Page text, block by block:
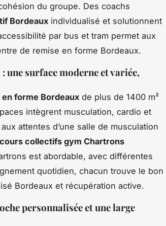
du groupe. Des coachs
Bordeaux individualisé et solutionnent
par bus et tram permet aux
de remise en forme Bordeaux.
surface moderne et variée,
forme Bordeaux de plus de 1400 m²
intègrent musculation, cardio et
attentes d’une salle de musculation
cours collectifs gym Chartrons
est abordable, avec différentes
quotidien, chacun trouve le bon
Bordeaux et récupération active.
personnalisée et une large